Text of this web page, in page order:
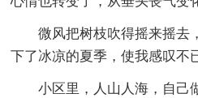
微风把树枝吹得摇来摇去
下了冰凉的夏季，使我感叹不
小区里，人山人海，自己